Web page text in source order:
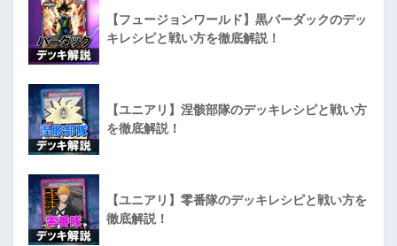
【フュージョンワールド】黒バーダックのデッ
キレシピと戦い方を徹底解説！
【ユニアリ】涅骸部隊のデッキレシピと戦い方
を徹底解説！
【ユニアリ】零番隊のデッキレシピと戦い方を
徹底解説！